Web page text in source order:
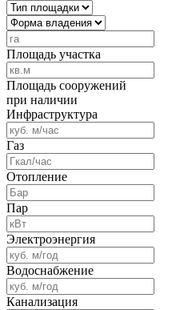
Площадь участка
Площадь сооружений
при наличии
Инфраструктура
Газ
Отопление
Пар
Электроэнергия
Водоснабжение
Канализация